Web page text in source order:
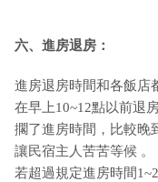
六、進房退房：
進房退房時間和各飯店
在早上10~12點以前退
擱了進房時間，比較晚
讓民宿主人苦苦等候 。
若超過規定進房時間